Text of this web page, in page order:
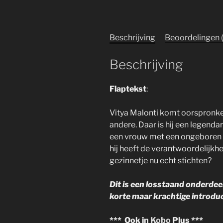
Beschrijving Beoordelingen
Beschrijving
Flaptekst:
Vitya Malonti komt
andere. Daar is hij een
een vrouw met een
hij heeft de
gezinnetje nu echt stichten?
Dit is een losstaand
korte maar krachtige
*** Ook in Kobo Plus ***